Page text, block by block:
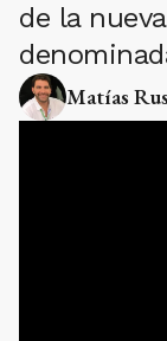
de la
Matías